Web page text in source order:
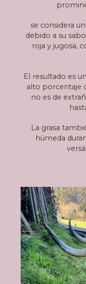
se considera
debido a su
roja y jugosa,
El resultado es
alto porcentaje
no es de
La grasa
húmeda